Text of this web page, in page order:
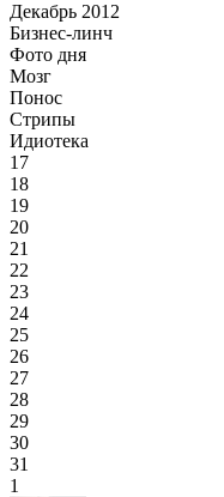
Декабрь 2012
Бизнес-линч
Фото дня
Мозг
Понос
Стрипы
Идиотека
17
18
19
20
21
22
23
24
25
26
27
28
29
30
31
1